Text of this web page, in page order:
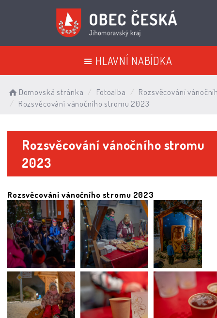
HLAVNÍ NABÍDKA
Domovská stránka Fotoalba
Rozsvěcování
Rozsvěcování vánočního stromu 2023
Rozsvěcování vánočního stromu
2023
Rozsvěcování vánočního stromu 2023